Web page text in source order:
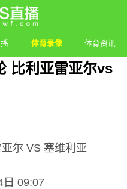
体育录像 体育资讯
比利亚雷亚尔vs
尔 VS 塞维利亚
日 09:07